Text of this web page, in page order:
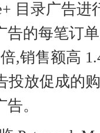
目录广告进
的每笔订
,销售额高
投放促成的
。